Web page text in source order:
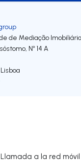
Llamada a la red móvil
de Mediação
Nº 14 A
Lisboa